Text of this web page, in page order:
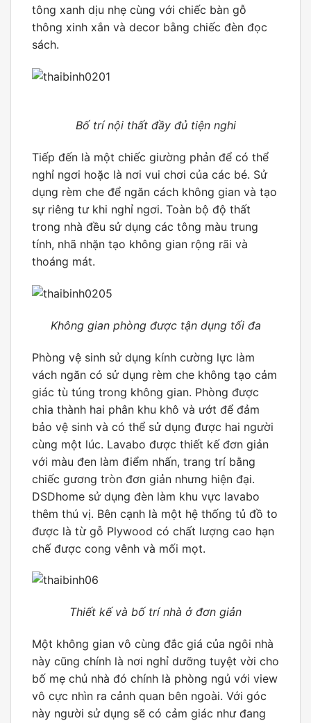
tông xanh dịu nhẹ cùng với chiếc bàn gỗ
thông xinh xắn và decor bằng chiếc đèn đọc
sách.
Bố trí nội thất đầy đủ tiện nghi
Tiếp đến là một chiếc giường phản để có thể
nghỉ ngơi hoặc là nơi vui chơi của các bé. Sử
dụng rèm che để ngăn cách không gian và tạo
sự riêng tư khi nghỉ ngơi. Toàn bộ độ thất
trong nhà đều sử dụng các tông màu trung
tính, nhã nhặn tạo không gian rộng rãi và
thoáng mát.
Không gian phòng được tận dụng tối đa
Phòng vệ sinh sử dụng kính cường lực làm
vách ngăn có sử dụng rèm che không tạo cảm
giác tù túng trong không gian. Phòng được
chia thành hai phân khu khô và ướt để đảm
bảo vệ sinh và có thể sử dụng được hai người
cùng một lúc. Lavabo được thiết kế đơn giản
với màu đen làm điểm nhấn, trang trí bằng
chiếc gương tròn đơn giản nhưng hiện đại.
DSDhome sử dụng đèn làm khu vực lavabo
thêm thú vị. Bên cạnh là một hệ thống tủ đồ to
được là từ gỗ Plywood có chất lượng cao hạn
chế được cong vênh và mối mọt.
Thiết kế và bố trí nhà ở đơn giản
Một không gian vô cùng đắc giá của ngôi nhà
này cũng chính là nơi nghỉ dưỡng tuyệt vời cho
bố mẹ chủ nhà đó chính là phòng ngủ với view
vô cực nhìn ra cảnh quan bên ngoài. Với góc
này người sử dụng sẽ có cảm giác như đang